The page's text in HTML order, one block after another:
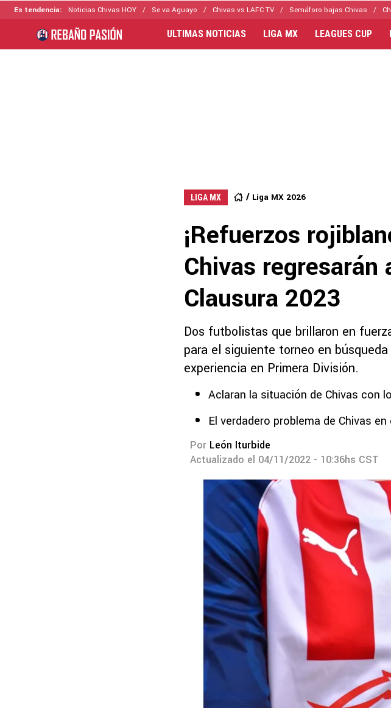
Es tendencia: Noticias Chivas HOY Se va Aguayo Chivas vs LAFC TV Semáforo bajas Chivas
ULTIMAS NOTICIAS LIGA MX LEAGUES CUP
LIGA MX Liga MX 2026
¡Refuerzos
Chivas regresarán
Clausura 2023
Dos futbolistas que brillaron en
para el siguiente torneo en
experiencia en Primera División.
Aclaran la situación de Chivas con
El verdadero problema de Chivas
Por León Iturbide
Actualizado el 04/11/2022 - 10:36hs CST